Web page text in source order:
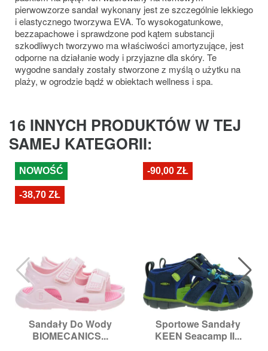
pierwowzorze sandał wykonany jest ze szczególnie lekkiego
i elastycznego tworzywa EVA. To wysokogatunkowe,
bezzapachowe i sprawdzone pod kątem substancji
szkodliwych tworzywo ma właściwości amortyzujące, jest
odporne na działanie wody i przyjazne dla skóry. Te
wygodne sandały zostały stworzone z myślą o użytku na
plaży, w ogrodzie bądź w obiektach wellness i spa.
16 INNYCH PRODUKTÓW W TEJ
SAMEJ KATEGORII:
Sandały Do Wody
BIOMECANICS...
NOWOŚĆ
-38,70 ZŁ
Sportowe Sandały
KEEN Seacamp II...
-90,00 ZŁ